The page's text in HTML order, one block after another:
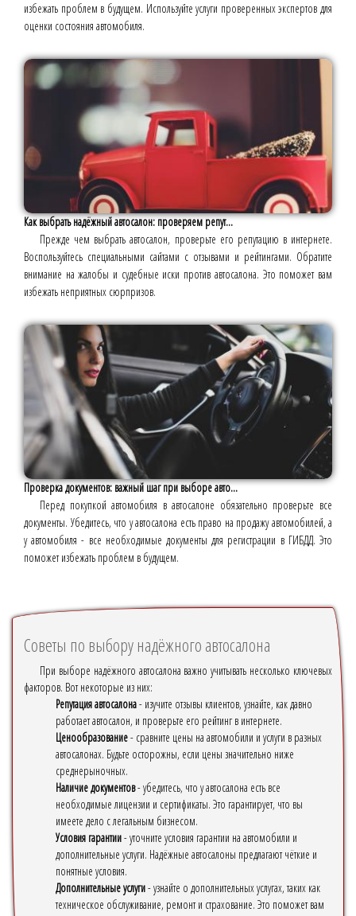
избежать проблем в будущем. Используйте услуги проверенных экспертов для
оценки состояния автомобиля.
Как выбрать надёжный автосалон: проверяем репут...
Прежде чем выбрать автосалон, проверьте его репутацию в интернете.
Воспользуйтесь специальными сайтами с отзывами и рейтингами. Обратите
внимание на жалобы и судебные иски против автосалона. Это поможет вам
избежать неприятных сюрпризов.
Проверка документов: важный шаг при выборе авто...
Перед покупкой автомобиля в автосалоне обязательно проверьте все
документы. Убедитесь, что у автосалона есть право на продажу автомобилей, а
у автомобиля - все необходимые документы для регистрации в ГИБДД. Это
поможет избежать проблем в будущем.
Советы по выбору надёжного автосалона
При выборе надёжного автосалона важно учитывать несколько ключевых
факторов. Вот некоторые из них:
Репутация автосалона- изучите отзывы клиентов, узнайте, как давно
работает автосалон, и проверьте его рейтинг в интернете.
Ценообразование- сравните цены на автомобили и услуги в разных
автосалонах. Будьте осторожны, если цены значительно ниже
среднерыночных.
Наличие документов- убедитесь, что у автосалона есть все
необходимые лицензии и сертификаты. Это гарантирует, что вы
имеете дело с легальным бизнесом.
Условия гарантии- уточните условия гарантии на автомобили и
дополнительные услуги. Надёжные автосалоны предлагают чёткие и
понятные условия.
Дополнительные услуги- узнайте о дополнительных услугах, таких как
техническое обслуживание, ремонт и страхование. Это поможет вам